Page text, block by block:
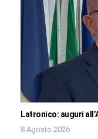
Latronico: auguri
8 Agosto 2026